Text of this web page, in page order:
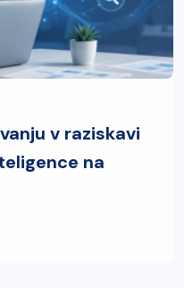
v raziskavi
na